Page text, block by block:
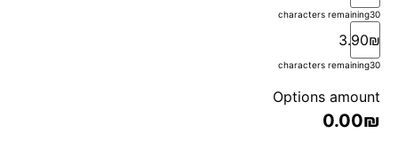
30
characters remaining
3.90₪
30
characters remaining
Options amount
0.00₪